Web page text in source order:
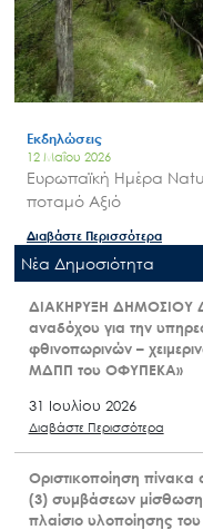
Εκδηλώσεις
12 Μαΐου 2026
Ευρωπαϊκή Ημέρα
ποταμό Αξιό
Διαβάστε Περισσότερα
Nέα Δημοσιότητα
ΔΙΑΚΗΡΥΞΗ ΔΗΜΟΣΙΟΥ
αναδόχου για την
φθινοπωρινών –
ΜΔΠΠ του ΟΦΥΠΕΚΑ»
31 Ιουλίου 2026
Διαβάστε Περισσότερα
Οριστικοποίηση
(3) συμβάσεων μίσθωσης
πλαίσιο υλοποίησης